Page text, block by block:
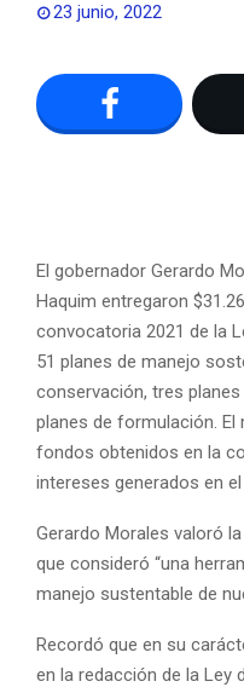
23 junio, 2022
El gobernador Gerardo
Haquim entregaron
convocatoria 2021 de la
51 planes de manejo
conservación, tres
planes de formulación.
fondos obtenidos en la
intereses generados en
Gerardo Morales valoró
que consideró “una
manejo sustentable de
Recordó que en su
en la redacción de la Ley